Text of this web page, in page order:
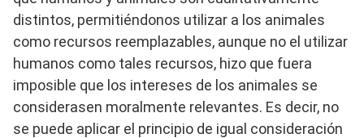
distintos, permitiéndonos utilizar a los animales
como recursos reemplazables, aunque no el utilizar
humanos como tales recursos, hizo que fuera
imposible que los intereses de los animales se
considerasen moralmente relevantes. Es decir, no
se puede aplicar el principio de igual consideración